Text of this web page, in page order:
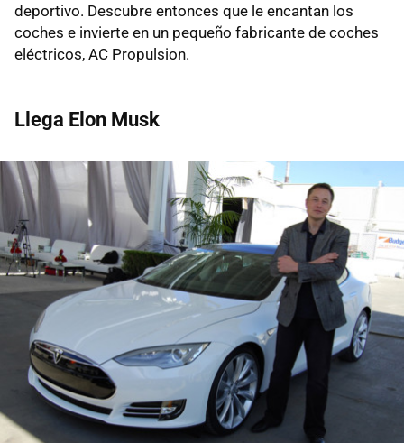
deportivo. Descubre entonces que le encantan los
coches e invierte en un pequeño fabricante de coches
eléctricos, AC Propulsion.
Llega Elon Musk